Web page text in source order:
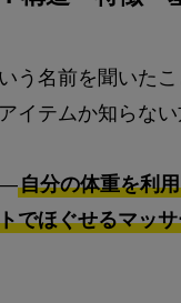
う名前を聞いた
イテムか知らな
自分の体重を利
でほぐせるマッ